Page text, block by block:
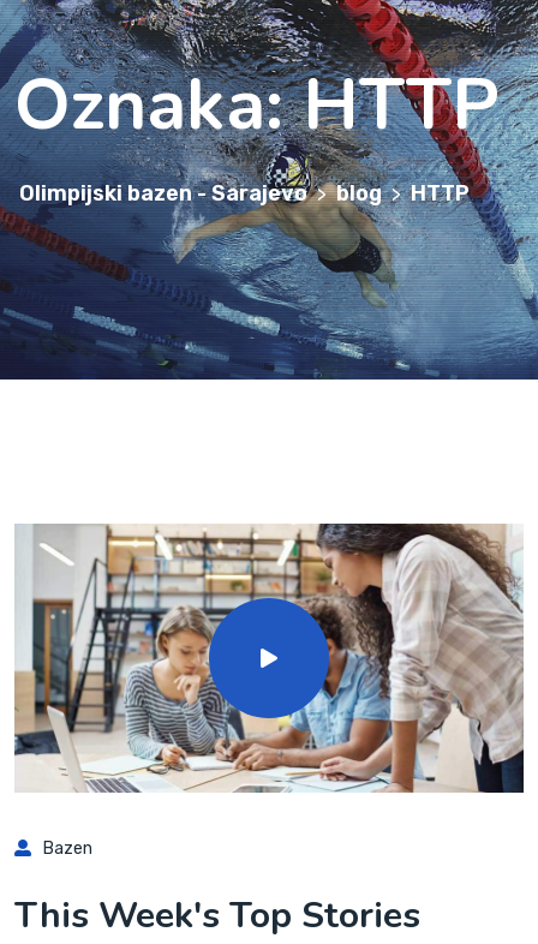
Oznaka:HTTP
Olimpijski bazen - Sarajevo > blog > HTTP
Bazen
This Week's Top Stories